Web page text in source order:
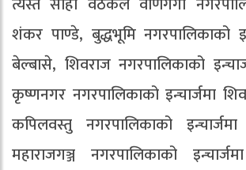
शंकर पाण्डे, बुद्धभूमि नगरपालिकाको
बेल्बासे, शिवराज नगरपालिकाको
कृष्णनगर नगरपालिकाको इन्चार्जमा
कपिलवस्तु नगरपालिकाको
महाराजगञ्ज नगरपालिकाको